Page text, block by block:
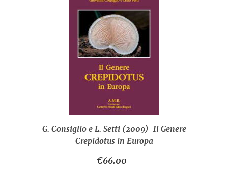
G. Consiglio e L. Setti (2009)-Il Genere
Crepidotus in Europa
€66.00